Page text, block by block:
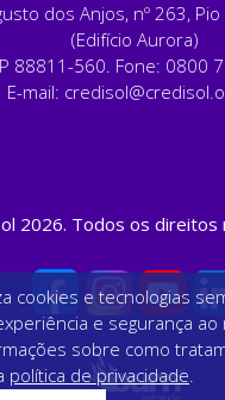
dos Anjos, nº 263,
(Edifício Aurora)
88811-560. Fone: 0800
E-mail:
2026. Todos os direitos
cookies e tecnologias
e segurança ao
sobre como
política de privacidade